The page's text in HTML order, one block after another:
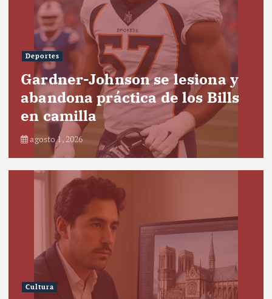
Deportes
Gardner-Johnson se lesiona y
abandona práctica de los Bills
en camilla
agosto 1, 2026
Cultura